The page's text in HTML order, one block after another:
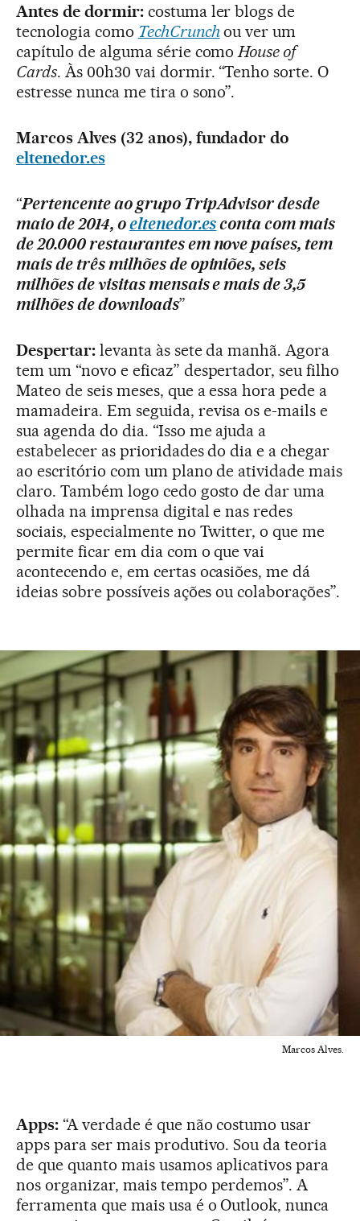
Antes de dormir:costuma ler blogs de
tecnologia como TechCrunchou ver um
capítulo de alguma série comoHouse of
Cards. Às 00h30 vai dormir. “Tenho sorte. O
estresse nunca me tira o sono”.
Marcos Alves (32 anos), fundador do
eltenedor.es
“Pertencente ao grupo TripAdvisor desde
maio de 2014, oeltenedor.esconta com mais
de 20.000 restaurantes em nove países, tem
mais de três milhões de opiniões, seis
milhões de visitas mensais e mais de 3,5
milhões de downloads”
Despertar:levanta às sete da manhã. Agora
tem um “novo e eficaz” despertador, seu filho
Mateo de seis meses, que a essa hora pede a
mamadeira. Em seguida, revisa os e-mails e
sua agenda do dia. “Isso me ajuda a
estabelecer as prioridades do dia e a chegar
ao escritório com um plano de atividade mais
claro. Também logo cedo gosto de dar uma
olhada na imprensa digital e nas redes
sociais, especialmente no Twitter, o que me
permite ficar em dia com o que vai
acontecendo e, em certas ocasiões, me dá
ideias sobre possíveis ações ou colaborações”.
Marcos Alves.
Apps:“A verdade é que não costumo usar
apps para ser mais produtivo. Sou da teoria
de que quanto mais usamos aplicativos para
nos organizar, mais tempo perdemos”. A
ferramenta que mais usa é o Outlook, nunca